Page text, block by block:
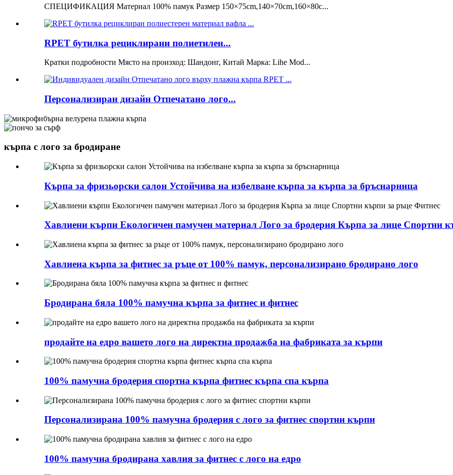
СПЕЦИФИКАЦИЯ Материал 100% памук Размер 150×75cm,140×70cm,160×80c...
RPET бутилка рециклирани полиетилен...
Кратки подробности Място на произход: Шандонг, Китай Марка: Lihe Mod...
Персонализиран дизайн Отпечатано лого...
кърпа с лого за бродиране
Кърпа за фризьорски салон Устойчива на избелване кърпа за кърпа за бръснарница
Хавлиени кърпи Екологичен памучен материал Лого за бродерия Кърпа за лице Спортни
Хавлиена кърпа за фитнес за ръце от 100% памук, персонализирано бродирано лого
Бродирана бяла 100% памучна кърпа за фитнес и фитнес
продайте на едро вашето лого на директна продажба на фабриката за кърпи
100% памучна бродерия спортна кърпа фитнес кърпа спа кърпа
Персонализирана 100% памучна бродерия с лого за фитнес спортни кърпи
100% памучна бродирана хавлия за фитнес с лого на едро